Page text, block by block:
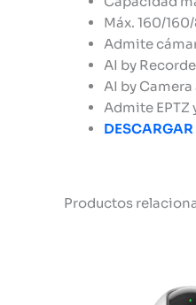
Máx. 160/
Admite
AI by
AI by
Admite EPTZ
Productos